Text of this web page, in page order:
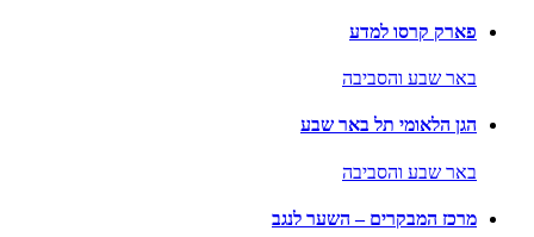
פארק קרסו למדע
באר שבע והסביבה
הגן הלאומי תל באר שבע
באר שבע והסביבה
מרכז המבקרים – השער לנגב